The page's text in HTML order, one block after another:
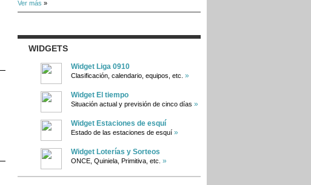
Ver más »
WIDGETS
Widget Liga 0910
Clasificación, calendario, equipos, etc. »
Widget El tiempo
Situación actual y previsión de cinco días »
Widget Estaciones de esquí
Estado de las estaciones de esquí »
Widget Loterías y Sorteos
ONCE, Quiniela, Primitiva, etc. »